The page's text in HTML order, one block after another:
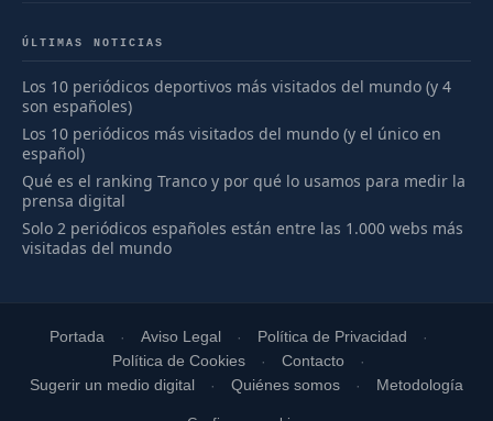
ÚLTIMAS NOTICIAS
Los 10 periódicos deportivos más visitados del mundo (y 4
son españoles)
Los 10 periódicos más visitados del mundo (y el único en
español)
Qué es el ranking Tranco y por qué lo usamos para medir la
prensa digital
Solo 2 periódicos españoles están entre las 1.000 webs más
visitadas del mundo
Portada Aviso Legal
Política de Privacidad
Política de Cookies
Contacto
Sugerir un medio digital
Quiénes somos Metodología